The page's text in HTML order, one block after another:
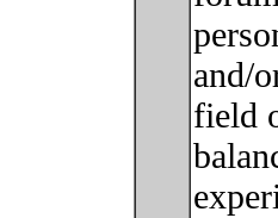
and/
field